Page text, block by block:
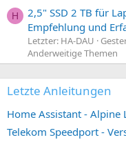
H
2,5" SSD 2 TB für
Empfehlung und
Letzter: HA-DAU
Anderweitige Themen
Letzte Anleitungen
Home Assistant - Alpine
Telekom Speedport -